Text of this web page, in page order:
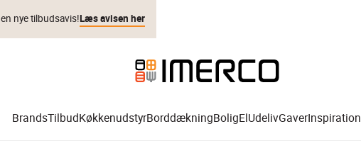
nye tilbudsavis!Læs avisen her
BrandsTilbudKøkkenudstyrBorddækningBoligElUdelivGaverInspiration